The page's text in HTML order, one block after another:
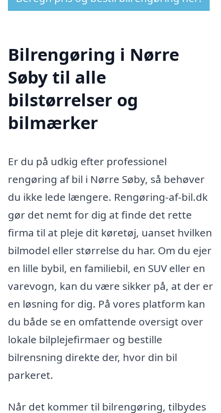
Bilrengøring i Nørre
Søby til alle
bilstørrelser og
bilmærker
Er du på udkig efter professionel
rengøring af bil i Nørre Søby, så behøver
du ikke lede længere. Rengøring-af-bil.dk
gør det nemt for dig at finde det rette
firma til at pleje dit køretøj, uanset hvilken
bilmodel eller størrelse du har. Om du ejer
en lille bybil, en familiebil, en SUV eller en
varevogn, kan du være sikker på, at der er
en løsning for dig. På vores platform kan
du både se en omfattende oversigt over
lokale bilplejefirmaer og bestille
bilrensning direkte der, hvor din bil
parkeret.
Når det kommer til bilrengøring, tilbydes